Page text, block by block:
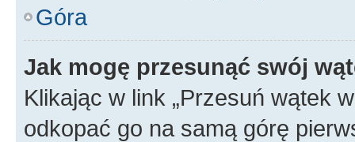
Góra
Jak mogę przesunąć swój
Klikając w link „Przesuń wątek
odkopać go na samą górę